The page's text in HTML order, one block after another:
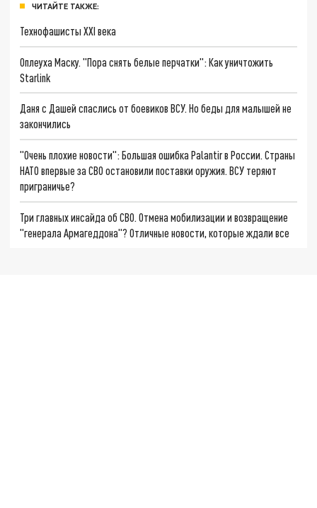
ЧИТАЙТЕ ТАКЖЕ:
Технофашисты XXI века
Оплеуха Маску. "Пора снять белые перчатки": Как уничтожить
Starlink
Даня с Дашей спаслись от боевиков ВСУ. Но беды для малышей не
закончились
"Очень плохие новости": Большая ошибка Palantir в России. Страны
НАТО впервые за СВО остановили поставки оружия. ВСУ теряют
приграничье?
Три главных инсайда об СВО. Отмена мобилизации и возвращение
"генерала Армагеддона"? Отличные новости, которые ждали все